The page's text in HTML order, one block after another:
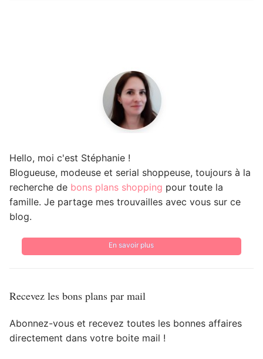
Hello, moi c'est Stéphanie !
Blogueuse, modeuse et serial shoppeuse, toujours à la
recherche de bons plans shopping pour toute la
famille. Je partage mes trouvailles avec vous sur ce
blog.
En savoir plus
Recevez les bons plans par mail
Abonnez-vous et recevez toutes les bonnes affaires
directement dans votre boite mail !